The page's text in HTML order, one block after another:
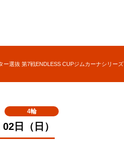
選抜 第7戦ENDLESS CUPジムカーナシリーズ
4輪
日（日）